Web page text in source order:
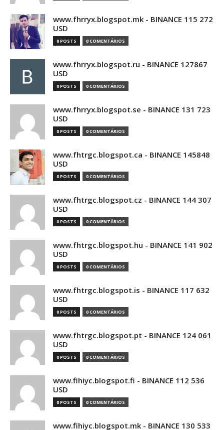
www.fhrryx.blogspot.mk - BINANCE 115 272
USD
0 POSTS 0 COMENTÁRIOS
www.fhrryx.blogspot.ru - BINANCE 127867
USD
0 POSTS 0 COMENTÁRIOS
www.fhrryx.blogspot.se - BINANCE 131 723
USD
0 POSTS 0 COMENTÁRIOS
www.fhtrgc.blogspot.ca - BINANCE 145848
USD
0 POSTS 0 COMENTÁRIOS
www.fhtrgc.blogspot.cz - BINANCE 144 307
USD
0 POSTS 0 COMENTÁRIOS
www.fhtrgc.blogspot.hu - BINANCE 141 902
USD
0 POSTS 0 COMENTÁRIOS
www.fhtrgc.blogspot.is - BINANCE 117 632
USD
0 POSTS 0 COMENTÁRIOS
www.fhtrgc.blogspot.pt - BINANCE 124 061
USD
0 POSTS 0 COMENTÁRIOS
www.fihiyc.blogspot.fi - BINANCE 112 536
USD
0 POSTS 0 COMENTÁRIOS
www.fihiyc.blogspot.mk - BINANCE 130 533